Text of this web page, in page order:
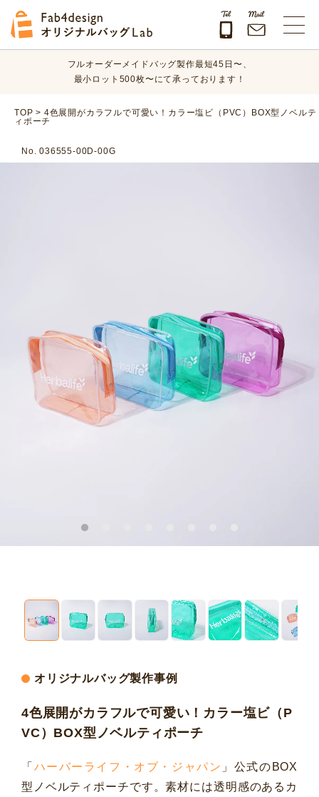
オリジナルバッグのデザイン、素材、数量、納期など、
まずはお気軽にご相談ください！
フルオーダーメイドバッグ製作最短45日〜、
最小ロット500枚〜にて承っております！
オリジナルバッグのデザイン、素材、数量、納期など、
TOP > 4色展開がカラフルで可愛い！カラー塩ビ（PVC）BOX型ノベルテ
ィポーチ
No. 036555-00D-00G
オリジナルバッグ製作事例
4色展開がカラフルで可愛い！カラー塩ビ（P
VC）BOX型ノベルティポーチ
「 ハーバーライフ・オブ・ジャパン 」公式のBOX
型ノベルティポーチです。素材には透明感のあるカ